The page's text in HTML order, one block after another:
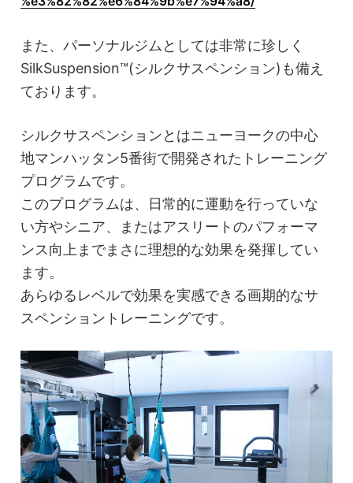
また、パーソナルジムとしては非常に珍しく
SilkSuspension™(シルクサスペンション)も備え
ております。
シルクサスペンションとはニューヨークの中心
地マンハッタン5番街で開発されたトレーニング
プログラムです。
このプログラムは、日常的に運動を行っていな
い方やシニア、またはアスリートのパフォーマ
ンス向上までまさに理想的な効果を発揮してい
ます。
あらゆるレベルで効果を実感できる画期的なサ
スペンショントレーニングです。